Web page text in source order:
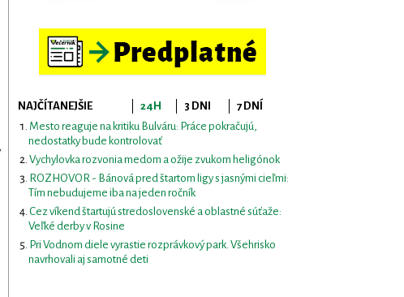
NAJČÍTANEJŠIE 24H 3 DNI
7 DNÍ
Mesto reaguje na kritiku Bulváru: Práce pokračujú,
nedostatky bude kontrolovať
Vychylovka rozvonia medom a ožije zvukom heligónok
ROZHOVOR - Bánová pred štartom ligy s jasnými cieľmi:
Tím nebudujeme iba na jeden ročník
Cez víkend štartujú stredoslovenské a oblastné súťaže:
Veľké derby v Rosine
Pri Vodnom diele vyrastie rozprávkový park. Všehrisko
navrhovali aj samotné deti